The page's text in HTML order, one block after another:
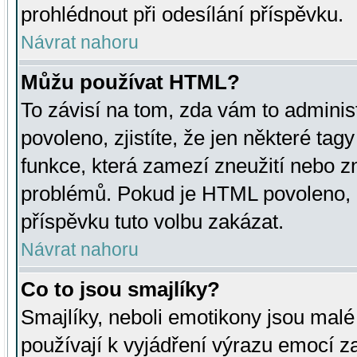
prohlédnout při odesílání příspěvku.
Návrat nahoru
Můžu používat HTML?
To závisí na tom, zda vám to
povoleno, zjistíte, že jen některé
funkce, která zamezí zneužití nebo
problémů. Pokud je HTML
příspěvku tuto volbu zakázat.
Návrat nahoru
Co to jsou smajlíky?
Smajlíky, neboli emotikony jsou
používají k vyjádření výrazu emocí